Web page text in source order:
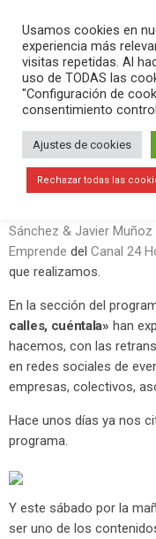
mayo 25, 2019
TVE se hace
Antonio
Sánchez & Javier Muñoz
Emprende del Canal 24
que realizamos.
En la sección del
calles, cuéntala» han
hacemos, con las
en redes sociales de
empresas, colectivos,
Hace unos días ya nos
programa.
Y este sábado por la
ser uno de los
Usamos cookies en
experiencia más
visitas repetidas. Al
uso de TODAS las
"Configuración de
consentimiento
Ajustes de cookies
Rechazar todas las